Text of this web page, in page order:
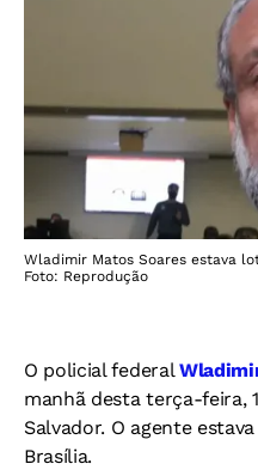
Wladimir Matos Soares estava
Foto: Reprodução
O policial federal
manhã desta terça-feira,
Salvador. O agente
Brasília.